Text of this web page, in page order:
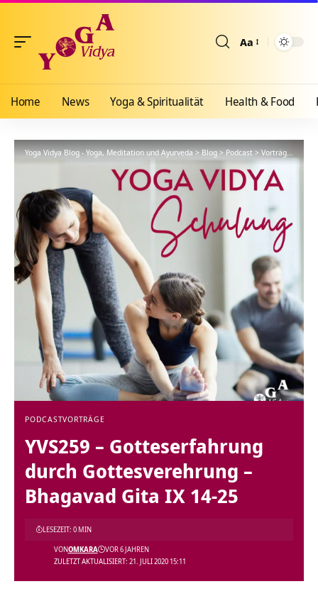
Aa
Home News Yoga & Spiritualität Health & Food
Yoga Vidya Blog - Yoga, Meditation und Ayurveda>Blog>Podcast>Vorträge >
PODCASTVORTRÄGE
YVS259 – Gotteserfahrung
durch Gottesverehrung –
Bhagavad Gita IX 14-25
ZULETZT AKTUALISIERT: 21. JULI 2020 15:11
VONOMKARA VOR 6 JAHREN
LESEZEIT: 0 MIN